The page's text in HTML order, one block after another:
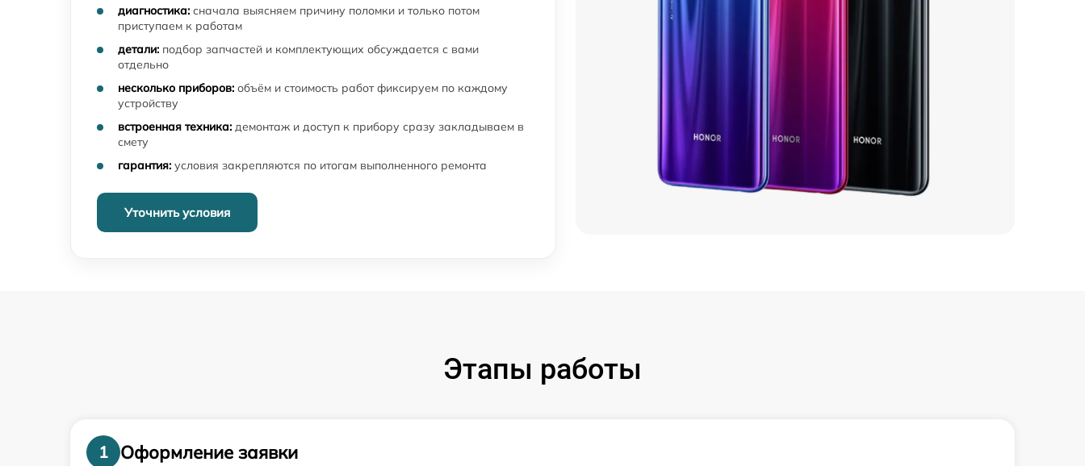
диагностика: сначала выясняем причину поломки и только потом
приступаем к работам
детали: подбор запчастей и комплектующих обсуждается с вами
отдельно
несколько приборов: объём и стоимость работ фиксируем по каждому
устройству
встроенная техника: демонтаж и доступ к прибору сразу закладываем в
смету
гарантия: условия закрепляются по итогам выполненного ремонта
Уточнить условия
Этапы работы
1 Оформление заявки